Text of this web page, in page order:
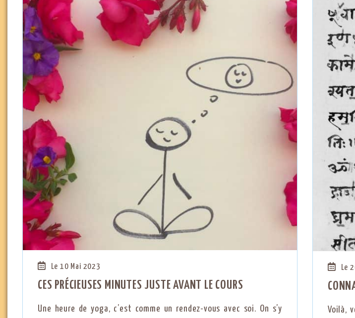
Le 10 Mai 2023
CES PRÉCIEUSES MINUTES JUSTE AVANT LE COURS
Une heure de yoga, c’est comme un rendez-vous avec soi. On s’y
Le
Voilà,